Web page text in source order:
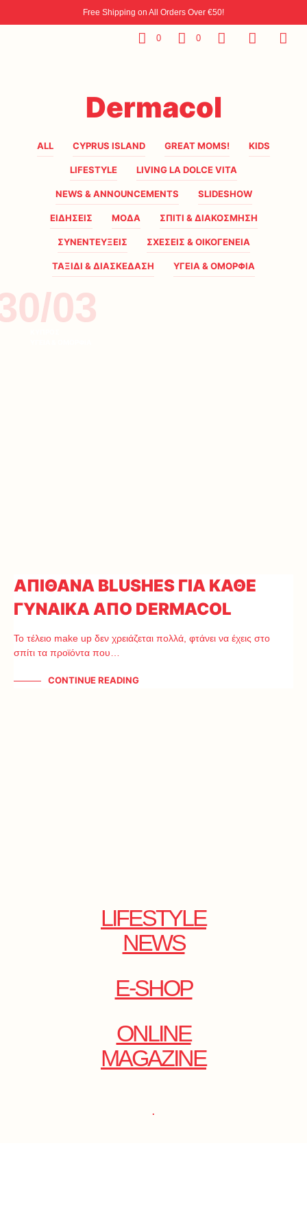
Free Shipping on All Orders Over €50!
0 0
Dermacol
ALL CYPRUS ISLAND GREAT MOMS! KIDS
LIFESTYLE LIVING LA DOLCE VITA
NEWS & ANNOUNCEMENTS SLIDESHOW
ΕΙΔΗΣΕΙΣ ΜΟΔΑ ΣΠΙΤΙ & ΔΙΑΚΟΣΜΗΣΗ
ΣΥΝΕΝΤΕΥΞΕΙΣ ΣΧΕΣΕΙΣ & ΟΙΚΟΓΕΝΕΙΑ
ΤΑΞΙΔΙ & ΔΙΑΣΚΕΔΑΣΗ ΥΓΕΙΑ & ΟΜΟΡΦΙΑ
03
ΑΠΙΘΑΝΑ BLUSHES ΓΙΑ ΚΑΘΕ
ΓΥΝΑΙΚΑ ΑΠΟ DERMACOL
Το τέλειο make up δεν χρειάζεται πολλά, φτάνει να έχεις στο
σπίτι τα προϊόντα που…
CONTINUE READING
LIFESTYLE
NEWS
E-SHOP
ONLINE
MAGAZINE
.